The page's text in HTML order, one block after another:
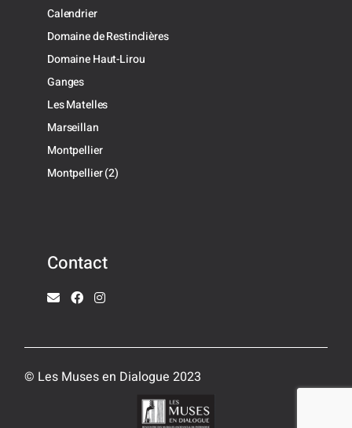
Calendrier
Domaine de Restinclières
Domaine Haut-Lirou
Ganges
Les Matelles
Marseillan
Montpellier
Montpellier (2)
Contact
© Les Muses en Dialogue 2023